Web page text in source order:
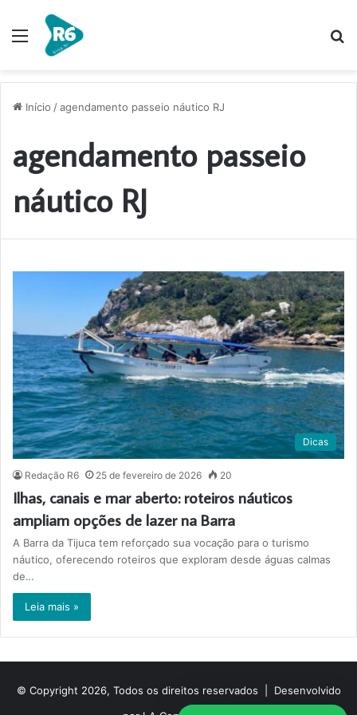
Menu
Início /agendamento passeio náutico RJ
agendamento passeio
náutico RJ
Dicas
Redação R6 25 de fevereiro de 2026 20
Ilhas, canais e mar aberto: roteiros náuticos
ampliam opções de lazer na Barra
A Barra da Tijuca tem reforçado sua vocação para o turismo
náutico, oferecendo roteiros que exploram desde águas calmas
de…
Leia mais »
© Copyright 2026, Todos os direitos reservados | Desenvolvido